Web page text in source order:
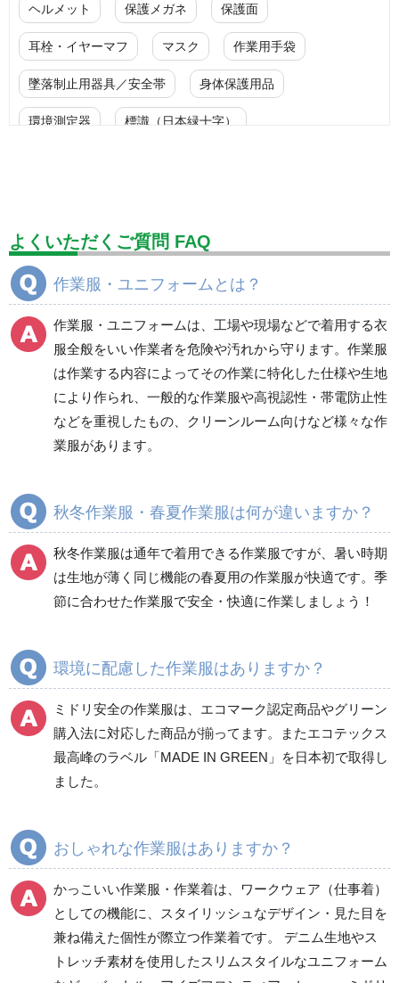
ヘルメット 保護メガネ 保護面
耳栓・イヤーマフ マスク 作業用手袋
墜落制止用器具／安全帯 身体保護用品
環境測定器 標識（日本緑十字）
設備用品・作業補助用品 工事作業用品
分煙対策機器
電気保守用品 ワイパー クリーンルーム対策用品
防災グッズ（防災セット） 救急医療品
健康管理器具 季節商品 ウイルス対策用品
商品カテゴリ一覧
秋冬長袖
食品産業用長袖
食品産業用半袖
秋冬長袖
ワークパンツ
春夏ワークパンツ作業
ズボン
秋冬ワークパンツ作業
ズボン
ツ
クリーンウェアワーク
パンツ
カーゴパンツ
春夏カーゴパンツ作業
ズボン
ズボン
よくいただくご質問 FAQ
作業服・ユニフォームとは？
作業服・ユニフォームは、工場や現場などで着用する衣
服全般をいい作業者を危険や汚れから守ります。作業服
は作業する内容によってその作業に特化した仕様や生地
により作られ、一般的な作業服や高視認性・帯電防止性
などを重視したもの、クリーンルーム向けなど様々な作
業服があります。
秋冬作業服・春夏作業服は何が違いますか？
秋冬作業服は通年で着用できる作業服ですが、暑い時期
は生地が薄く同じ機能の春夏用の作業服が快適です。季
節に合わせた作業服で安全・快適に作業しましょう！
環境に配慮した作業服はありますか？
ミドリ安全の作業服は、エコマーク認定商品やグリーン
購入法に対応した商品が揃ってます。またエコテックス
最高峰のラベル「MADE IN GREEN」を日本初で取得し
ました。
おしゃれな作業服はありますか？
かっこいい作業服・作業着は、ワークウェア（仕事着）
としての機能に、スタイリッシュなデザイン・見た目を
兼ね備えた個性が際立つ作業着です。 デニム生地やス
トレッチ素材を使用したスリムスタイルなユニフォーム